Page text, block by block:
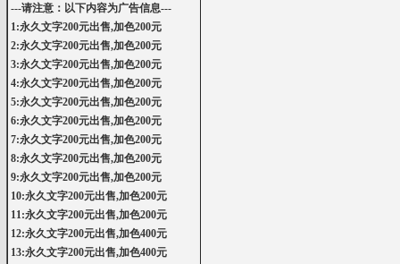
---请注意：以下内容为广告信息---
1:永久文字200元出售,加色200元
2:永久文字200元出售,加色200元
3:永久文字200元出售,加色200元
4:永久文字200元出售,加色200元
5:永久文字200元出售,加色200元
6:永久文字200元出售,加色200元
7:永久文字200元出售,加色200元
8:永久文字200元出售,加色200元
9:永久文字200元出售,加色200元
10:永久文字200元出售,加色200元
11:永久文字200元出售,加色200元
12:永久文字200元出售,加色400元
13:永久文字200元出售,加色400元